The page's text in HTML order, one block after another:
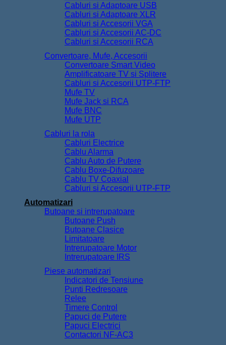
Convertoare Smart Video
Amplificatoare TV si Splitere
Cabluri si Accesorii UTP-FTP
Mufe TV
Mufe Jack si RCA
Mufe BNC
Mufe UTP
Cabluri la rola
Cabluri Electrice
Cablu Alarma
Cablu Auto de Putere
Cablu Boxe-Difuzoare
Cablu TV Coaxial
Cabluri si Accesorii UTP-FTP
Automatizari
Butoane si intrerupatoare
Butoane Push
Butoane Clasice
Limitatoare
Intrerupatoare Motor
Intrerupatoare IRS
Piese automatizari
Indicatori de Tensiune
Punti Redresoare
Relee
Timere Control
Papuci de Putere
Papuci Electrici
Contactori NF-AC3
Ventilatoare
Ventilatoare 12V
Ventilatoare 24V
Ventilatoare 220V
Surse de curent